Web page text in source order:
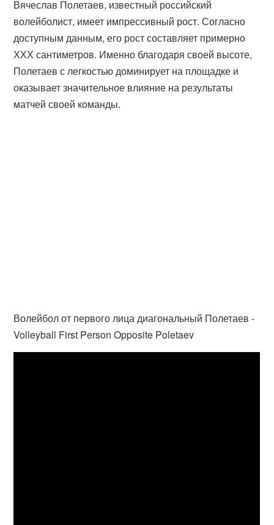
Вячеслав Полетаев, известный российский
волейболист, имеет импрессивный рост. Согласно
доступным данным, его рост составляет примерно
ХХХ сантиметров. Именно благодаря своей высоте,
Полетаев с легкостью доминирует на площадке и
оказывает значительное влияние на результаты
матчей своей команды.
Волейбол от первого лица диагональный Полетаев -
Volleyball First Person Opposite Poletaev